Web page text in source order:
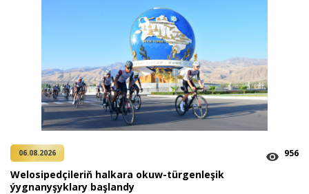
06.08.2026 956
Welosipedçileriň halkara okuw-türgenleşik
ýygnanyşyklary başlandy